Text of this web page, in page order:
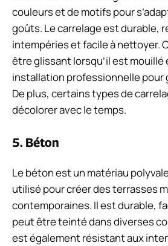
couleurs et de motifs pour
goûts. Le carrelage est durable,
intempéries et facile à nettoyer.
être glissant lorsqu’il est
installation professionnelle pour
De plus, certains types de
décolorer avec le temps.
5. Béton
Le béton est un matériau
utilisé pour créer des terrasses
contemporaines. Il est durable,
peut être teinté dans diverses
est également résistant aux